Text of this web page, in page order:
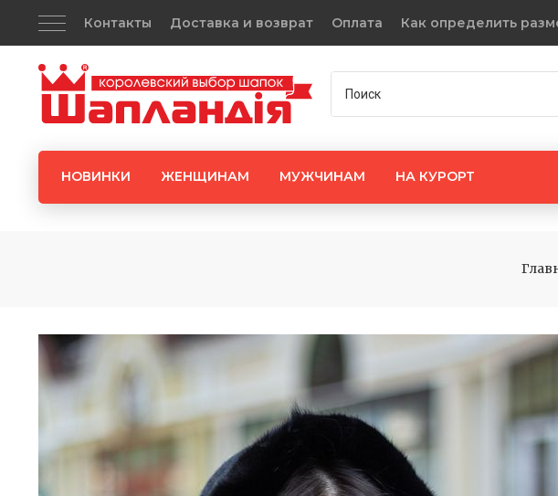
Контакты Доставка и возврат Оплата Как определить
НОВИНКИ ЖЕНЩИНАМ МУЖЧИНАМ НА КУРОРТ